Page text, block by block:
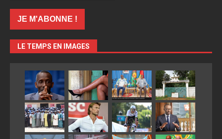
LE TEMPS EN IMAGES